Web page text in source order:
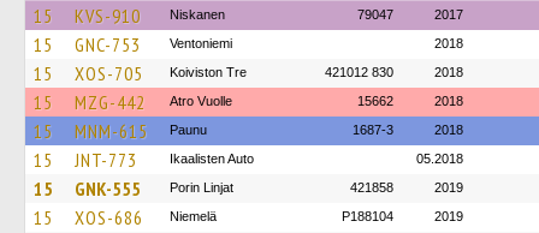
15 KVS-910 Niskanen 79047 2017
15 GNC-753 Ventoniemi 2018
15 XOS-705 Koiviston Tre 421012 830 2018
15 MZG-442 Atro Vuolle 15662 2018
15 MNM-615 Paunu 1687-3 2018
15 JNT-773 Ikaalisten Auto 05.2018
15 GNK-555 Porin Linjat 421858 2019
15 XOS-686 Niemelä P188104 2019